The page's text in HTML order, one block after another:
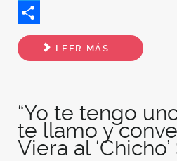
Twitter
Share
LEER MÁS...
“Yo te tengo
te llamo y
Viera al